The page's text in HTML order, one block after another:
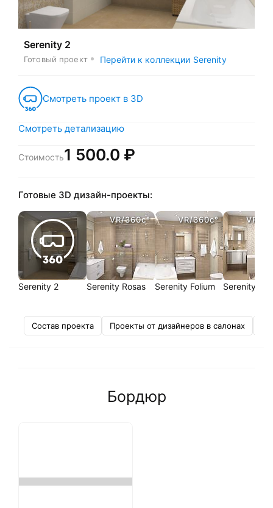
Serenity 2
Готовый проект Перейти к коллекции Serenity
Стоимость1 500.0 ₽
Смотреть детализацию
Смотреть проект в 3D
Готовые 3D дизайн-проекты:
Serenity 2
VR/360c°
Serenity Rosas
VR/360c°
Serenity Folium
VR/
Serenity 3
Состав проекта Проекты от дизайнеров в салонах
Бордюр